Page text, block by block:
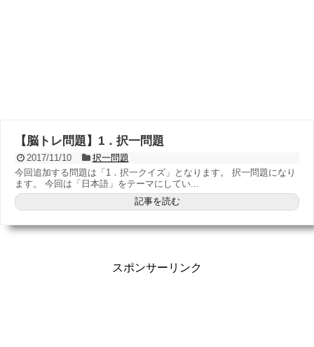
【脳トレ問題】1．択一問題
2017/11/10
択一問題
今回追加する問題は「1．択一クイズ」となります。 択一問題になり
ます。 今回は「日本語」をテーマにしてい...
記事を読む
スポンサーリンク